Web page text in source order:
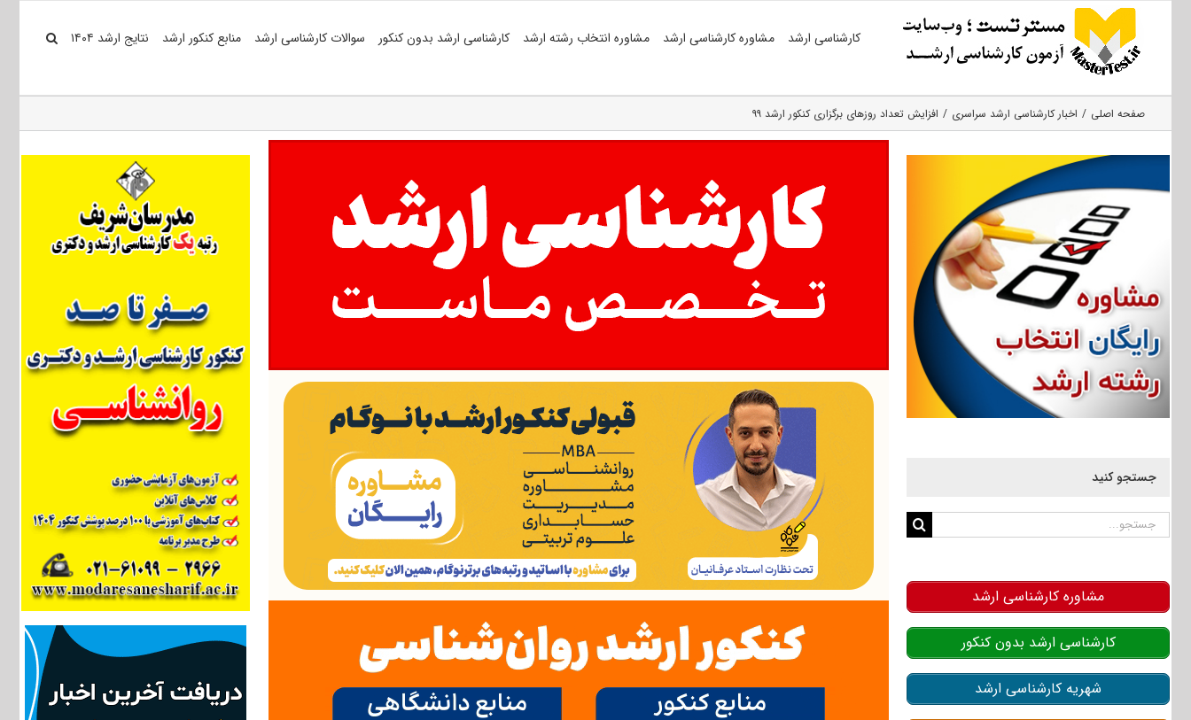
کارشناسی ارشد مشاوره کارشناسی ارشد مشاوره انتخاب رشته ارشد کارشناسی ارشد بدون کنکور سوالات کارشناسی ارشد منابع کنکور ارشد نتایج ارشد ۱۴۰۴
صفحه اصلی اخبار کارشناسی ارشد سراسری افزایش تعداد روزهای برگزاری کنکور ارشد ۹۹
جستجو کنید
جستجو
مشاوره کارشناسی ارشد
کارشناسی ارشد بدون کنکور
شهریه کارشناسی ارشد